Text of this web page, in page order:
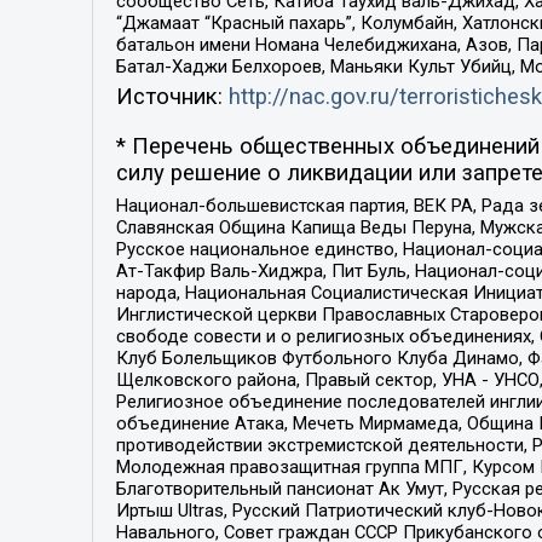
“Джамаат “Красный пахарь”, Колумбайн,
батальон имени Номана Челебиджихана, Азов,
Батал-Хаджи Белхороев, Маньяки Культ Убийц,
Источник: http://nac.gov.ru/
* Перечень общественных
силу решение о ликвидации или
Национал-большевистская партия, ВЕК РА, Рада
Славянская Община Капища Веды Перуна,
Русское национальное единство, Национал-
Ат-Такфир Валь-Хиджра, Пит Буль, Национал-
народа, Национальная Социалистическая
Инглистической церкви Православных
свободе совести и о религиозных
Клуб Болельщиков Футбольного Клуба Динамо,
Щелковского района, Правый сектор, УНА - УНСО,
Религиозное объединение последователей
объединение Атака, Мечеть Мирмамеда, Община
противодействии экстремистской
Молодежная правозащитная группа МПГ, Курсом
Благотворительный пансионат Ак Умут, Русская
Иртыш Ultras, Русский Патриотический клуб-
Навального, Совет граждан СССР